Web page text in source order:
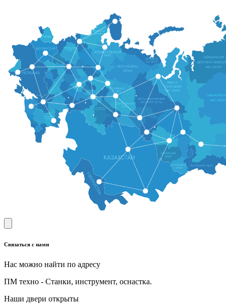
Связаться с нами
Нас можно найти по адресу
ПМ техно - Станки, инструмент, оснастка.
Наши двери открыты